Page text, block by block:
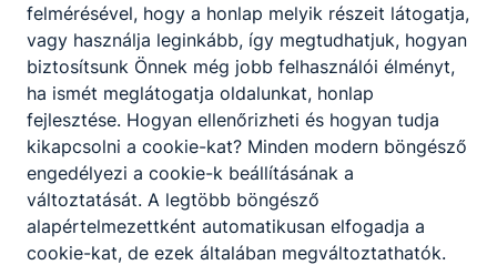
ágazat
Hírek
felmérésével, hogy a honlap melyik részeit látogatja,
vagy használja leginkább, így megtudhatjuk, hogyan
biztosítsunk Önnek még jobb felhasználói élményt,
ha ismét meglátogatja oldalunkat, honlap
fejlesztése. Hogyan ellenőrizheti és hogyan tudja
kikapcsolni a cookie-kat? Minden modern böngésző
engedélyezi a cookie-k beállításának a
változtatását. A legtöbb böngésző
alapértelmezettként automatikusan elfogadja a
cookie-kat, de ezek általában megváltoztathatók.